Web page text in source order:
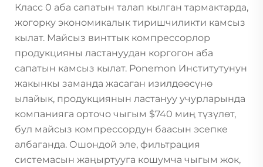
Класс 0 аба сапатын талап кылган тармактарда,
жогорку экономикалык тиришчиликти камсыз
кылат. Майсыз винттык компрессорлор
продукцияны ластануудан коргогон аба
сапатын камсыз кылат. Ponemon Институтунун
жакынкы заманда жасаган изилдөөсүнө
ылайык, продукциянын ластануу учурларында
компанияга орточо чыгым $740 миң түзүлөт,
бул майсыз компрессордун баасын эсепке
албаганда. Ошондой эле, фильтрация
системасын жаңыртууга кошумча чыгым жок,